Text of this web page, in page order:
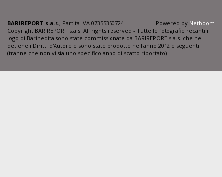
Powered by Netboom
BARIREPORT s.a.s., Partita IVA 07355350724
Copyright BARIREPORT s.a.s. All rights reserved - Tutte le fotografie recanti il
logo di Barinedita sono state commissionate da BARIREPORT s.a.s. che ne
detiene i Diritti d'Autore e sono state prodotte nell'anno 2012 e seguenti
(tranne che non vi sia uno specifico anno di scatto riportato)